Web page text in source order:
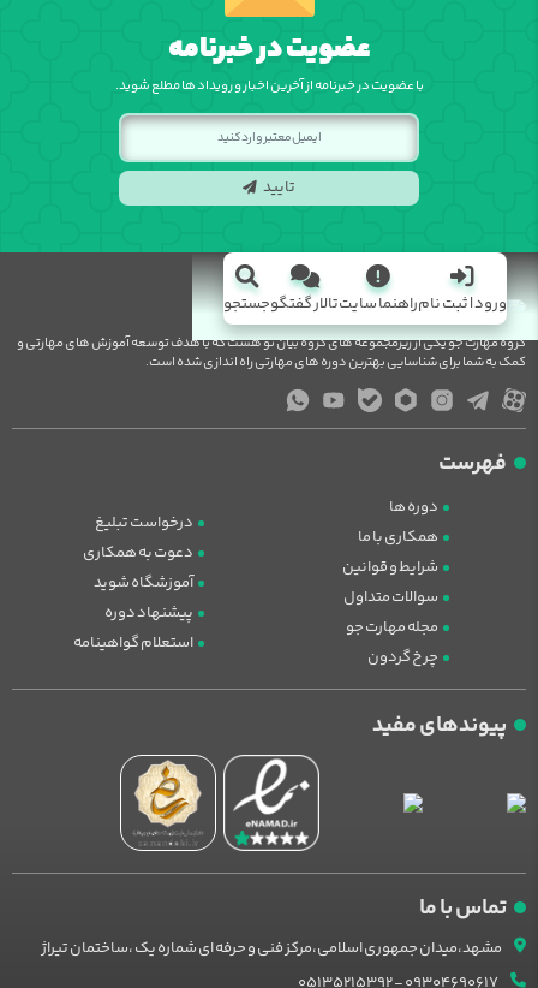
عضویت در خبرنامه
با عضویت در خبرنامه از آخرین اخبار و رویداد ها مطلع شوید.
تایید
ورود | ثبت نامراهنما سایتتالار گفتگوجستجو
گروه مهارت جو یکی از زیرمجموعه های گروه بیان نو هست که با هدف توسعه آموزش های مهارتی و
کمک به شما برای شناسایی بهترین دوره های مهارتی راه اندازی شده است.
فهرست
دوره ها
همکاری با ما
شرایط و قوانین
سوالات متداول
مجله مهارت جو
چرخ گردون
درخواست تبلیغ
دعوت به همکاری
آموزشگاه شوید
پیشنهاد دوره
استعلام گواهینامه
پیوندهای مفید
تماس با ما
مشهد،میدان جمهوری اسلامی،مرکز فنی و حرفه ای شماره یک ،ساختمان تیراژ